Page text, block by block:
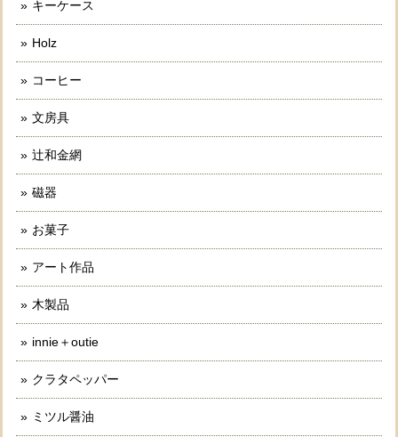
キーケース
Holz
コーヒー
文房具
辻和金網
磁器
お菓子
アート作品
木製品
innie＋outie
クラタペッパー
ミツル醤油